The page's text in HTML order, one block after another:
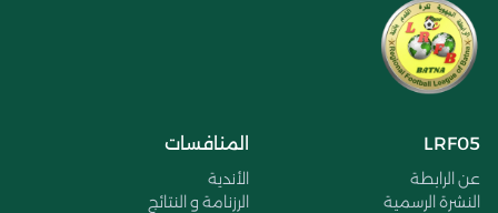
LRF05
عن الرابطة
النشرة الرسمية
المنافسات
الأندية
الرزنامة و النتائج